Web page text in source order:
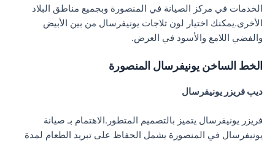
الخدمات في مركز الصيانة في المنصورة وبجميع مناطق البلاد
الأخرى.يمكنك اختيار لون ثلاجات يونيفرسال من بين الأبيض
والفضي اللامع والأسود في العرض.
الخط الساخن يونيفرسال المنصورة
ديب فريزر يونيفرسال
فريزر يونيفرسال يتميز بالتصميم المتطور.الاهتمام بـ صيانة
يونيفرسال في المنصورة يشمل الحفاظ على تبريد الطعام لمدة